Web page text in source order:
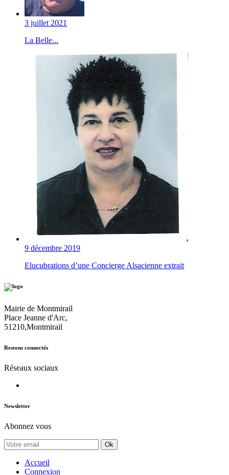
3 juillet 2021
La Belle...
9 décembre 2019
Elucubrations d’une Concierge Alsacienne extrait
Mairie de Montmirail
Place Jeanne d'Arc,
51210,Montmirail
Restons connectés
Réseaux sociaux
Newsletter
Abonnez vous
Ok
Accueil
Connexion